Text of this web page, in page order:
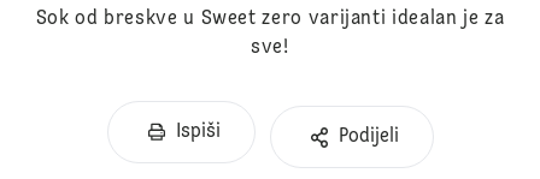
Sok od breskve u Sweet zero varijanti idealan je za
sve!
Ispiši Podijeli